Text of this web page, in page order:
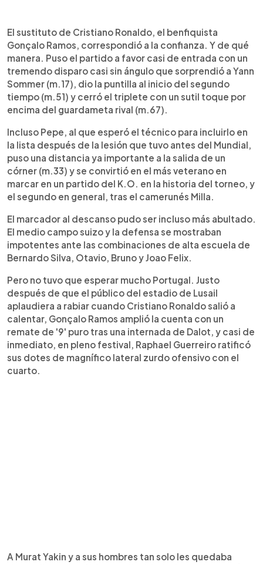
El sustituto de Cristiano Ronaldo, el benfiquista
Gonçalo Ramos, correspondió a la confianza. Y de qué
manera. Puso el partido a favor casi de entrada con un
tremendo disparo casi sin ángulo que sorprendió a Yann
Sommer (m.17), dio la puntilla al inicio del segundo
tiempo (m.51) y cerró el triplete con un sutil toque por
encima del guardameta rival (m.67).
Incluso Pepe, al que esperó el técnico para incluirlo en
la lista después de la lesión que tuvo antes del Mundial,
puso una distancia ya importante a la salida de un
córner (m.33) y se convirtió en el más veterano en
marcar en un partido del K.O. en la historia del torneo, y
el segundo en general, tras el camerunés Milla.
El marcador al descanso pudo ser incluso más abultado.
El medio campo suizo y la defensa se mostraban
impotentes ante las combinaciones de alta escuela de
Bernardo Silva, Otavio, Bruno y Joao Felix.
Pero no tuvo que esperar mucho Portugal. Justo
después de que el público del estadio de Lusail
aplaudiera a rabiar cuando Cristiano Ronaldo salió a
calentar, Gonçalo Ramos amplió la cuenta con un
remate de '9' puro tras una internada de Dalot, y casi de
inmediato, en pleno festival, Raphael Guerreiro ratificó
sus dotes de magnífico lateral zurdo ofensivo con el
cuarto.
A Murat Yakin y a sus hombres tan solo les quedaba